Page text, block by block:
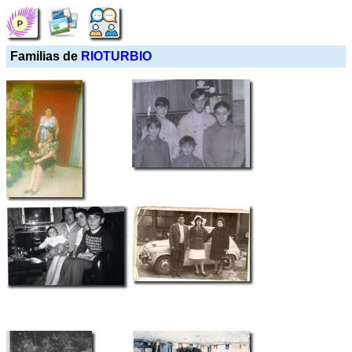
Familias de RIOTURBIO